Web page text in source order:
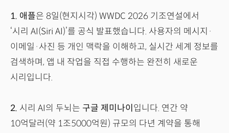
1. 애플은 8일(현지시각) WWDC 2026 기조연설에서
‘시리 AI(Siri AI)’를 공식 발표했습니다. 사용자의 메시지·
이메일·사진 등 개인 맥락을 이해하고, 실시간 세계 정보를
검색하며, 앱 내 작업을 직접 수행하는 완전히 새로운
시리입니다.
2. 시리 AI의 두뇌는 구글 제미나이 입니다. 연간 약
10억달러(약 1조5000억원) 규모의 다년 계약을 통해